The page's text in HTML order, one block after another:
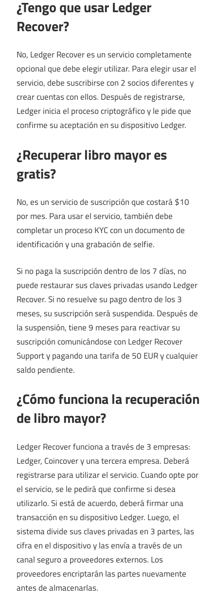
¿Tengo que usar Ledger
Recover?
No, Ledger Recover es un servicio completamente
opcional que debe elegir utilizar. Para elegir usar el
servicio, debe suscribirse con 2 socios diferentes y
crear cuentas con ellos. Después de registrarse,
Ledger inicia el proceso criptográfico y le pide que
confirme su aceptación en su dispositivo Ledger.
¿Recuperar libro mayor es
gratis?
No, es un servicio de suscripción que costará $10
por mes. Para usar el servicio, también debe
completar un proceso KYC con un documento de
identificación y una grabación de selfie.
Si no paga la suscripción dentro de los 7 días, no
puede restaurar sus claves privadas usando Ledger
Recover. Si no resuelve su pago dentro de los 3
meses, su suscripción será suspendida. Después de
la suspensión, tiene 9 meses para reactivar su
suscripción comunicándose con Ledger Recover
Support y pagando una tarifa de 50 EUR y cualquier
saldo pendiente.
¿Cómo funciona la recuperación
de libro mayor?
Ledger Recover funciona a través de 3 empresas:
Ledger, Coincover y una tercera empresa. Deberá
registrarse para utilizar el servicio. Cuando opte por
el servicio, se le pedirá que confirme si desea
utilizarlo. Si está de acuerdo, deberá firmar una
transacción en su dispositivo Ledger. Luego, el
sistema divide sus claves privadas en 3 partes, las
cifra en el dispositivo y las envía a través de un
canal seguro a proveedores externos. Los
proveedores encriptarán las partes nuevamente
antes de almacenarlas.